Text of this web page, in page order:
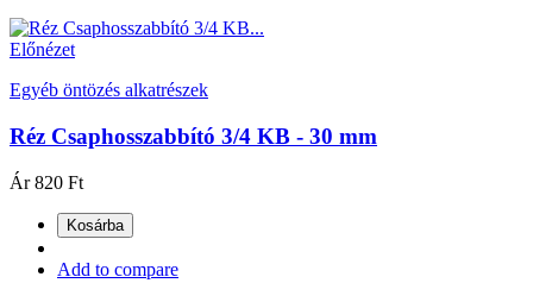
Előnézet
Egyéb öntözés alkatrészek
Réz Csaphosszabbító 3/4 KB - 30 mm
Ár 820 Ft
Kosárba
Add to compare